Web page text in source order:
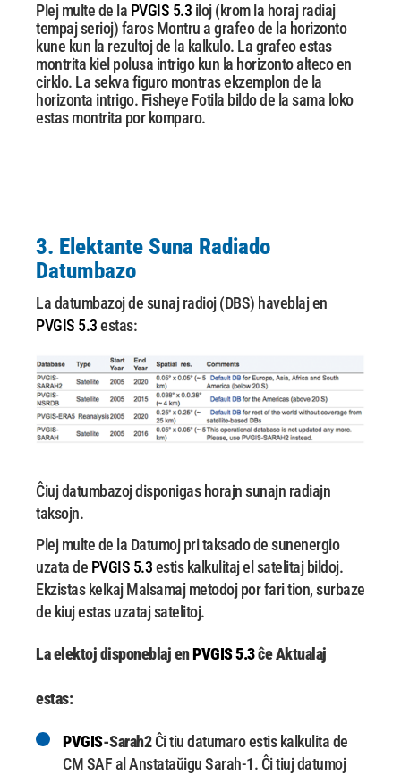
Plej multe de la PVGIS 5.3 iloj (krom la horaj radiaj
tempaj serioj) faros Montru a grafeo de la horizonto
kune kun la rezultoj de la kalkulo. La grafeo estas
montrita kiel polusa intrigo kun la horizonto alteco en
cirklo. La sekva figuro montras ekzemplon de la
horizonta intrigo. Fisheye Fotila bildo de la sama loko
estas montrita por komparo.
3. Elektante Suna Radiado
Datumbazo
La datumbazoj de sunaj radioj (DBS) haveblaj en
PVGIS 5.3estas:
Ĉiuj datumbazoj disponigas horajn sunajn radiajn
taksojn.
Plej multe de la Datumoj pri taksado de sunenergio
uzata de PVGIS 5.3estis kalkulitaj el satelitaj bildoj.
Ekzistas kelkaj Malsamaj metodoj por fari tion, surbaze
de kiuj estas uzataj satelitoj.
La elektoj disponeblaj enPVGIS 5.3ĉe Aktualaj
estas:
PVGIS-Sarah2Ĉi tiu datumaro estis kalkulita de
CM SAF al Anstataŭigu Sarah-1. Ĉi tiuj datumoj